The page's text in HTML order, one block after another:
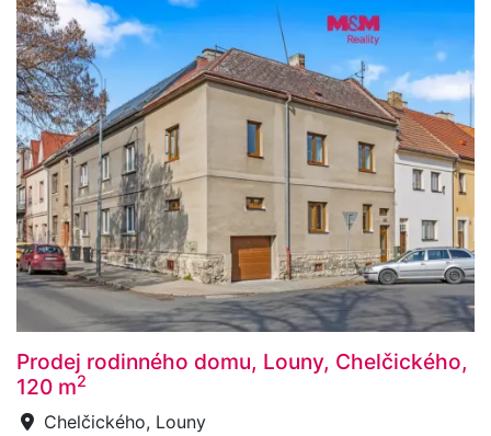
Prodej rodinného domu, Louny, Chelčického,
120 m2
Chelčického, Louny